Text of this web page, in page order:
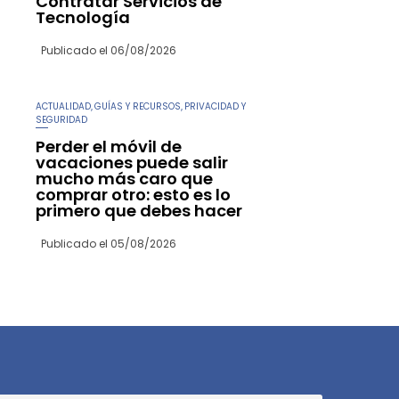
Tecnología
Publicado el 06/08/2026
ACTUALIDAD GUÍAS Y RECURSOS PRIVACIDAD Y
SEGURIDAD
Perder el móvil de
vacaciones puede salir
mucho más caro que
comprar otro: esto es lo
primero que debes hacer
Publicado el 05/08/2026